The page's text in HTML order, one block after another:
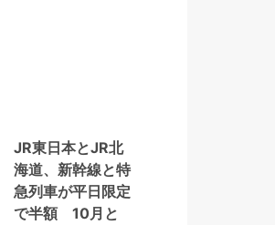
JR東日本とJR北
海道、新幹線と特
急列車が平日限定
で半額 10月と